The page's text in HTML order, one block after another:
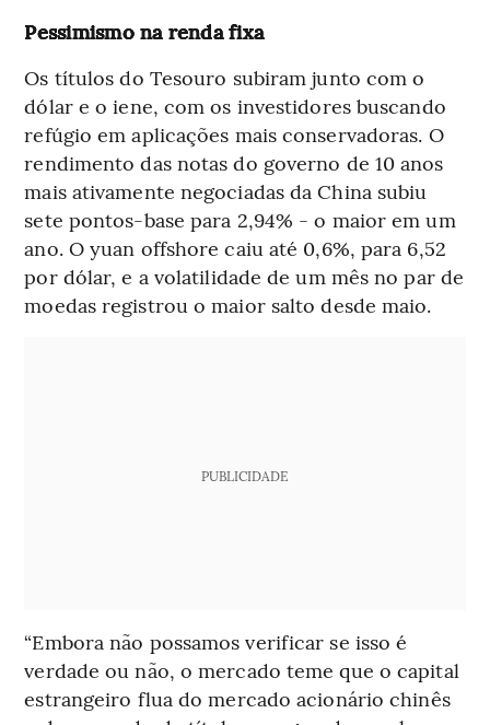
Pessimismo na renda fixa
Os títulos do Tesouro subiram junto com o
dólar e o iene, com os investidores buscando
refúgio em aplicações mais conservadoras. O
rendimento das notas do governo de 10 anos
mais ativamente negociadas da China subiu
sete pontos-base para 2,94% - o maior em um
ano. O yuan offshore caiu até 0,6%, para 6,52
por dólar, e a volatilidade de um mês no par de
moedas registrou o maior salto desde maio.
PUBLICIDADE
“Embora não possamos verificar se isso é
verdade ou não, o mercado teme que o capital
estrangeiro flua do mercado acionário chinês